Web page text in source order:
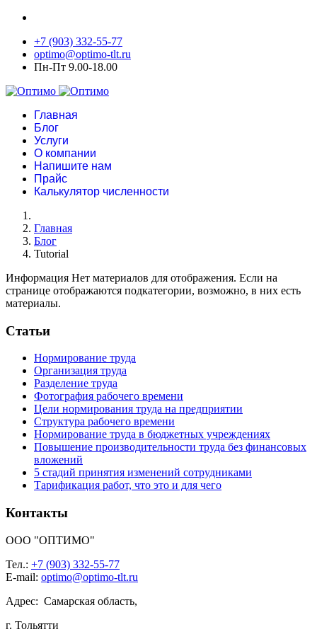
+7 (903) 332-55-77
optimo@optimo-tlt.ru
Пн-Пт 9.00-18.00
Главная
Блог
Услуги
О компании
Напишите нам
Прайс
Калькулятор численности
Главная
Блог
Tutorial
Информация Нет материалов для отображения. Если на
странице отображаются подкатегории, возможно, в них есть
материалы.
Статьи
Нормирование труда
Организация труда
Разделение труда
Фотография рабочего времени
Цели нормирования труда на предприятии
Структура рабочего времени
Нормирование труда в бюджетных учреждениях
Повышение производительности труда без финансовых
вложений
5 стадий принятия изменений сотрудниками
Тарификация работ, что это и для чего
Контакты
ООО "ОПТИМО"
Тел.: +7 (903) 332-55-77
E-mail: optimo@optimo-tlt.ru
Адрес: Самарская область,
г. Тольятти